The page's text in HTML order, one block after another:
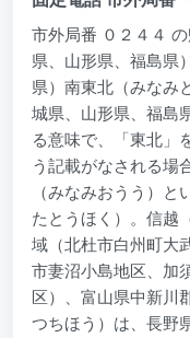
市外局番 ０２４４
県、山形県、福島県
県）南東北（みなみ
城県、山形県、福島
る意味で、「東北」
う記載がなされる場
（みなみおうう）
たとうほく）。信越
域（北杜市白州町大
市妻沼小島地区、加
区）、富山県中新川
つちほう）は、長野